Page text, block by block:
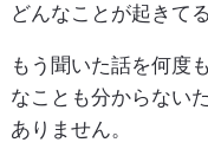
どんなことが起きて
もう聞いた話を何度
なことも分からない
ありません。